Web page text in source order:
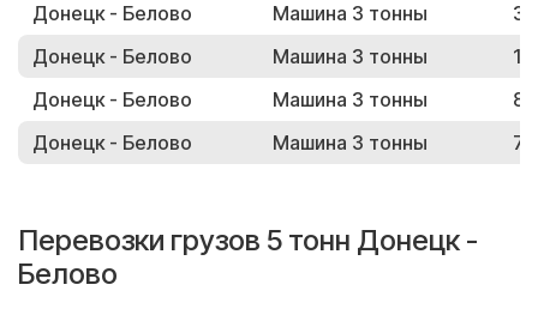
Донецк - Белово
Машина 3 тонны
Донецк - Белово
Машина 3 тонны
Донецк - Белово
Машина 3 тонны
Донецк - Белово
Машина 3 тонны
Перевозки грузов 5 тонн Донецк -
Белово